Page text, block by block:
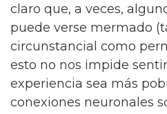
claro que, a veces,
puede verse mermado
circunstancial como
esto no nos impide
experiencia sea más
conexiones neuronales